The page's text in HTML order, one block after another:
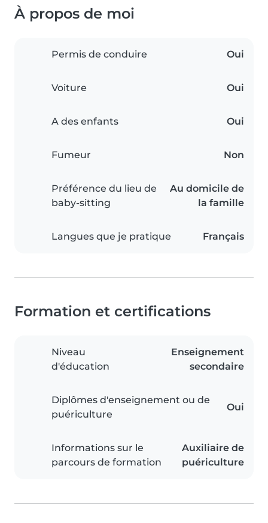
À propos de moi
Permis de conduire Oui
Voiture Oui
A des enfants Oui
Fumeur Non
Préférence du lieu de
baby-sitting
Au domicile de
la famille
Langues que je pratique Français
Formation et certifications
Niveau
d'éducation
Enseignement
secondaire
Diplômes d'enseignement ou de
puériculture
Oui
Informations sur le
parcours de formation
Auxiliaire de
puériculture